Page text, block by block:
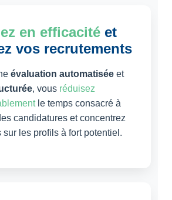
en efficacité et
vos recrutements
évaluation automatisée et
, vous réduisez
le temps consacré à
candidatures et concentrez
sur les profils à fort potentiel.